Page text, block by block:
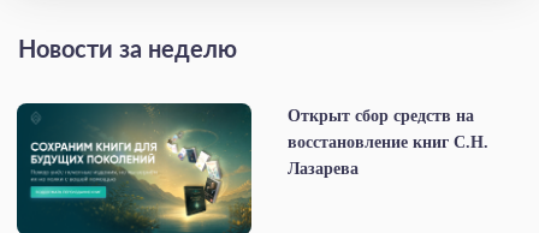
Новости за неделю
Открыт сбор средств на
восстановление книг С.Н.
Лазарева